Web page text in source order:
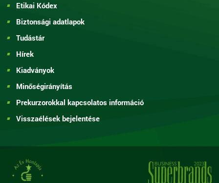
Etikai Kódex
Biztonsági adatlapok
Tudástár
Hírek
Kiadványok
Minőségirányítás
Prekurzorokkal kapcsolatos információ
Visszaélések bejelentése